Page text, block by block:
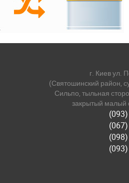
г. Киев ул.
(Святошинский район,
Сильпо, тыльная
закрытый малый
(098)